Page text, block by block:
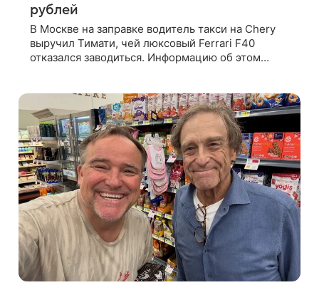
рублей
В Москве на заправке водитель такси на Chery
выручил Тимати, чей люксовый Ferrari F40
отказался заводиться. Информацию об этом